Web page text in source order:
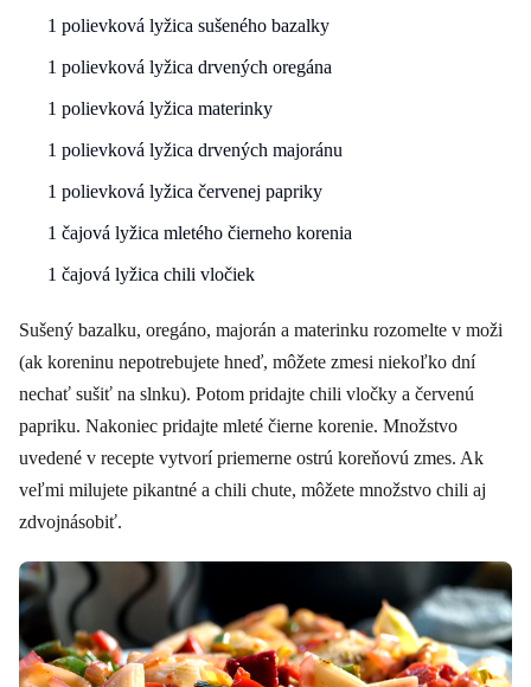
1 polievková lyžica sušeného bazalky
1 polievková lyžica drvených oregána
1 polievková lyžica materinky
1 polievková lyžica drvených majoránu
1 polievková lyžica červenej papriky
1 čajová lyžica mletého čierneho korenia
1 čajová lyžica chili vločiek
Sušený bazalku, oregáno, majorán a materinku rozomelte v moži
(ak koreninu nepotrebujete hneď, môžete zmesi niekoľko dní
nechať sušiť na slnku). Potom pridajte chili vločky a červenú
papriku. Nakoniec pridajte mleté čierne korenie. Množstvo
uvedené v recepte vytvorí priemerne ostrú koreňovú zmes. Ak
veľmi milujete pikantné a chili chute, môžete množstvo chili aj
zdvojnásobiť.